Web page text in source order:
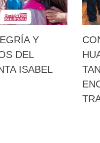
Y
DEL
ISABEL